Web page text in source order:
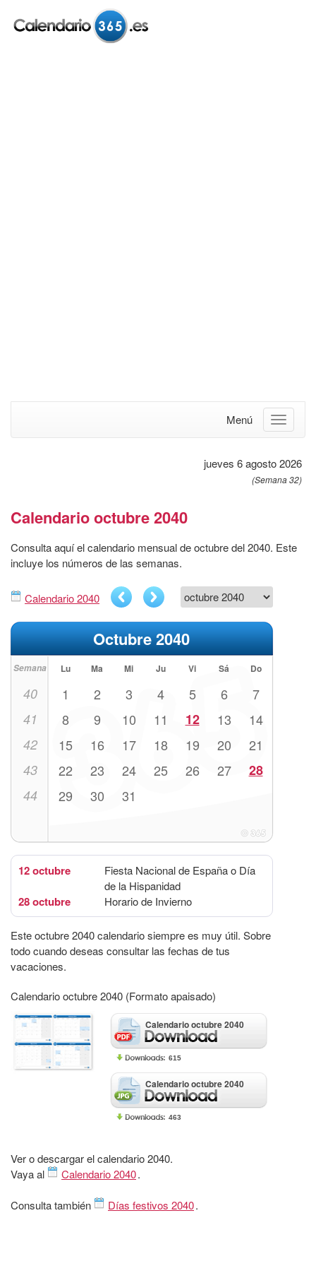
Menú
jueves 6 agosto 2026
(Semana 32)
Calendario octubre 2040
Consulta aquí el calendario mensual de octubre del 2040. Este
incluye los números de las semanas.
Calendario 2040
Octubre 2040
Semana Lu Ma Mi Ju Vi Sá Do
40 1 2 3 4 5 6 7
41 8 9 10 11 12 13 14
42 15 16 17 18 19 20 21
43 22 23 24 25 26 27 28
44 29 30 31
12 octubre
Fiesta Nacional de España o Día
de la Hispanidad
28 octubre Horario de Invierno
Este octubre 2040 calendario siempre es muy útil. Sobre
todo cuando deseas consultar las fechas de tus
vacaciones.
Calendario octubre 2040 (Formato apaisado)
Calendario octubre 2040
615
Calendario octubre 2040
463
Ver o descargar el calendario 2040.
Vaya al
Calendario 2040.
Consulta también Días festivos 2040.